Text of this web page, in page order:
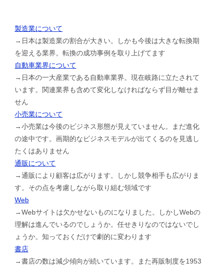
製造業について
→日本は製造業の割合が大きい。しかも今後は大きな転換期
を迎える業界。転換の成功事例を取り上げてます
自動車業界について
→日本の一大産業である自動車業界。現在岐路に立たされて
います。関連業界も含めて変化しなければならず目が離せま
せん
小売業について
→小売業は今後のビジネス形態が見えていません。まだ進化
の途中です。画期的なビジネスモデルが出てくるのを見逃し
たくはありません
通販について
→通販により顧客は広がります。しかし競争相手も広がりま
す。その点を考慮しながら取り組む領域です
Web
→Webサイトは欠かせないものになりました。しかしWebの
理解は進んでいるのでしょうか。任せきりなのではないでし
ょうか。知っておくだけで劇的に変わります
書店
→書店の数は減少傾向が続いています。また再販制度を1953